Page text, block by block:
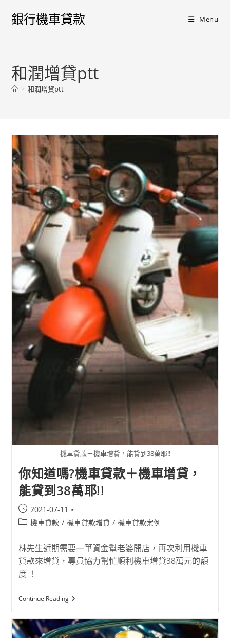
銀行機車貸款 Menu
和潤增貸ptt
> 和潤增貸ptt
機車貸款＋機車增貸，能貸到38萬耶!!
你知道嗎?機車貸款＋機車增貸，
能貸到38萬耶!!
2021-07-11
機車貸款 / 機車貸款增貸 / 機車貸款案例
林先生近期需要一筆資金幫老婆開店，再次利用機車
貸款來增貸，專員協力幫忙順利機車增貸38萬元的額
度 ！
Continue Reading